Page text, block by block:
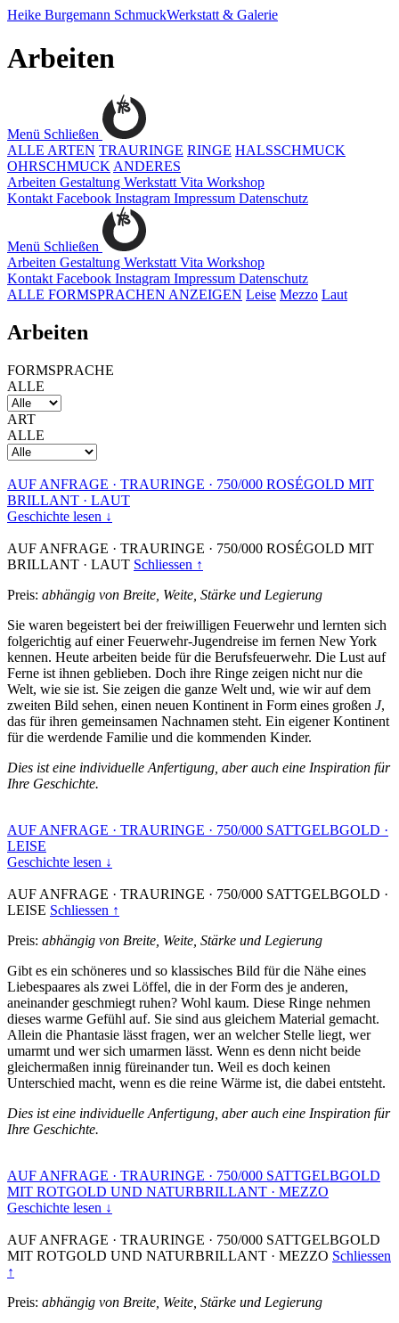
Heike Burgemann SchmuckWerkstatt & Galerie
Arbeiten
Menü Schließen
ALLE ARTEN TRAURINGE RINGE HALSSCHMUCK
OHRSCHMUCK ANDERES
Arbeiten Gestaltung Werkstatt Vita Workshop
Kontakt Facebook Instagram Impressum Datenschutz
Menü Schließen
Arbeiten Gestaltung Werkstatt Vita Workshop
Kontakt Facebook Instagram Impressum Datenschutz
ALLE FORMSPRACHEN ANZEIGEN Leise Mezzo Laut
Arbeiten
FORMSPRACHE
ALLE
ART
ALLE
AUF ANFRAGE · TRAURINGE · 750/000 ROSÉGOLD MIT
BRILLANT · LAUT
Geschichte lesen ↓
AUF ANFRAGE · TRAURINGE · 750/000 ROSÉGOLD MIT
BRILLANT · LAUT Schliessen ↑
Preis: abhängig von Breite, Weite, Stärke und Legierung
Sie waren begeistert bei der freiwilligen Feuerwehr und lernten sich
folgerichtig auf einer Feuerwehr-Jugendreise im fernen New York
kennen. Heute arbeiten beide für die Berufsfeuerwehr. Die Lust auf
Ferne ist ihnen geblieben. Doch ihre Ringe zeigen nicht nur die
Welt, wie sie ist. Sie zeigen die ganze Welt und, wie wir auf dem
zweiten Bild sehen, einen neuen Kontinent in Form eines großen J,
das für ihren gemeinsamen Nachnamen steht. Ein eigener Kontinent
für die werdende Familie und die kommenden Kinder.
Dies ist eine individuelle Anfertigung, aber auch eine Inspiration für
Ihre Geschichte.
AUF ANFRAGE · TRAURINGE · 750/000 SATTGELBGOLD ·
LEISE
Geschichte lesen ↓
AUF ANFRAGE · TRAURINGE · 750/000 SATTGELBGOLD ·
LEISE Schliessen ↑
Preis: abhängig von Breite, Weite, Stärke und Legierung
Gibt es ein schöneres und so klassisches Bild für die Nähe eines
Liebespaares als zwei Löffel, die in der Form des je anderen,
aneinander geschmiegt ruhen? Wohl kaum. Diese Ringe nehmen
dieses warme Gefühl auf. Sie sind aus gleichem Material gemacht.
Allein die Phantasie lässt fragen, wer an welcher Stelle liegt, wer
umarmt und wer sich umarmen lässt. Wenn es denn nicht beide
gleichermaßen innig füreinander tun. Weil es doch keinen
Unterschied macht, wenn es die reine Wärme ist, die dabei entsteht.
Dies ist eine individuelle Anfertigung, aber auch eine Inspiration für
Ihre Geschichte.
AUF ANFRAGE · TRAURINGE · 750/000 SATTGELBGOLD
MIT ROTGOLD UND NATURBRILLANT · MEZZO
Geschichte lesen ↓
AUF ANFRAGE · TRAURINGE · 750/000 SATTGELBGOLD
MIT ROTGOLD UND NATURBRILLANT · MEZZO Schliessen
↑
Preis: abhängig von Breite, Weite, Stärke und Legierung